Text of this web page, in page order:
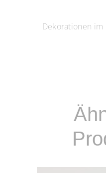
Dekorationen